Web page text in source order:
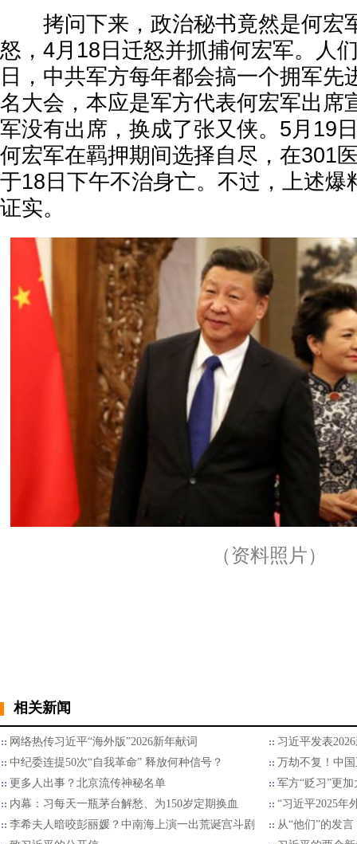
拷问下来，政治秘书竟然是何宏
怒，4月18日迁怒并抓捕何宏军。人
日，中共军方每年都会搞一个拥军先
名大会，本应是军方代表何宏军出席
军没有出席，换成了张又侠。5月19
何宏军在羁押期间选择自尽，在301
于18日下午不治身亡。不过，上述爆
证实。
（资料照片）
相关新闻
网络热传习近平“海外版”2026新年献词
习近平发表
中纪委连提50次“自我革命” 释放何种信号？
万劫不复！中
更多人出事？北京流传神秘名单
军方“贬习”更加
内幕：习每天一瓶茅台解愁、为150岁定期换血
“习近平2025年
李希夫人暗咬彭丽媛？中南海上演一出荒诞宫斗剧
从“他们”的发